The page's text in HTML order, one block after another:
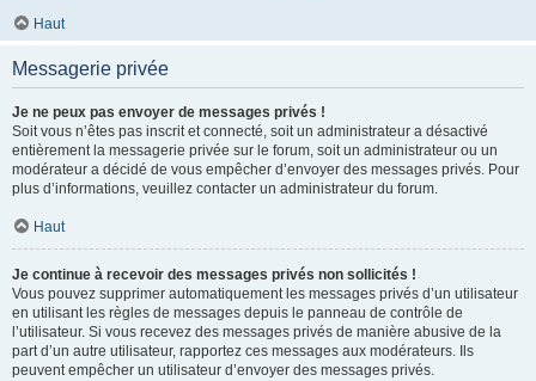
Haut
Messagerie privée
Je ne peux pas envoyer de messages privés !
Soit vous n’êtes pas inscrit et connecté, soit un administrateur a désactivé
entièrement la messagerie privée sur le forum, soit un administrateur ou un
modérateur a décidé de vous empêcher d’envoyer des messages privés. Pour
plus d’informations, veuillez contacter un administrateur du forum.
Haut
Je continue à recevoir des messages privés non sollicités !
Vous pouvez supprimer automatiquement les messages privés d’un utilisateur
en utilisant les règles de messages depuis le panneau de contrôle de
l’utilisateur. Si vous recevez des messages privés de manière abusive de la
part d’un autre utilisateur, rapportez ces messages aux modérateurs. Ils
peuvent empêcher un utilisateur d’envoyer des messages privés.